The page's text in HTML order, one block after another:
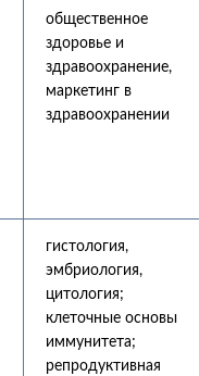
общественное
здоровье и
здравоохранение,
маркетинг в
здравоохранении
гистология,
эмбриология,
цитология;
клеточные основы
иммунитета;
репродуктивная